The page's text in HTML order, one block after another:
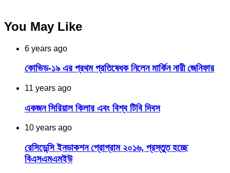
You May Like
6 years ago
কোভিড-১৯ এর প্রথম প্রতিষেধক নিলেন মার্কিন নারী জেনিফার
11 years ago
একজন সিরিয়াল কিলার এবং বিশ্ব টিবি দিবস
10 years ago
রেসিডেন্সি ইনডাকশন প্রোগ্রাম ২০১৬, প্রস্তুত হচ্ছে
বিএসএমএমইউ